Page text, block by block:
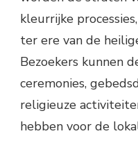
kleurrijke
ter ere van de
Bezoekers kunnen
ceremonies,
religieuze
hebben voor de